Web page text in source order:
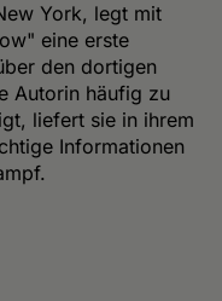
York, legt mit
eine erste
den dortigen
Autorin häufig zu
liefert sie in ihrem
Informationen